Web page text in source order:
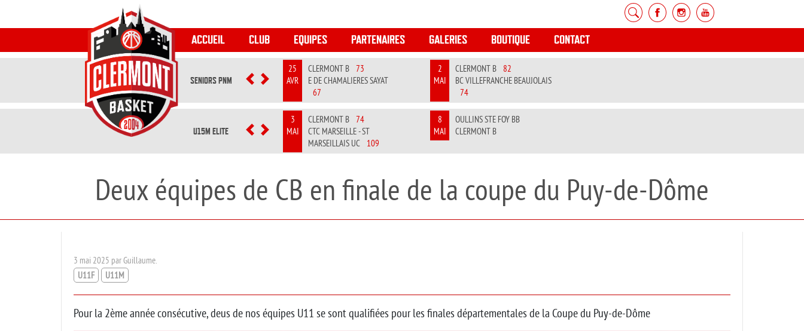
ACCUEIL CLUB EQUIPES PARTENAIRES GALERIES BOUTIQUE CONTACT
SENIORS PNM PREVIOUS
NEXT
25
AVR
CLERMONT B 73
E DE CHAMALIERES SAYAT
67
2
MAI
CLERMONT B
82
BC VILLEFRANCHE BEAUJOLAIS
74
U15M ELITE PREVIOUS
NEXT
3
MAI
CLERMONT B 74
CTC MARSEILLE - ST
MARSEILLAIS UC
109
8
MAI
OULLINS STE FOY BB
CLERMONT B
Deux équipes de CB en finale de la coupe du Puy-de-Dôme
3 mai 2025 par Guillaume.
U11F
U11M
Pour la 2ème année consécutive, deus de nos équipes U11 se sont qualifiées pour les finales départementales de la Coupe du Puy-de-Dôme